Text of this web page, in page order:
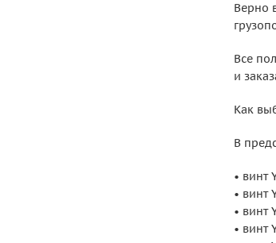
Верно
Все
и
Как
В
• винт
• винт
• винт
• винт